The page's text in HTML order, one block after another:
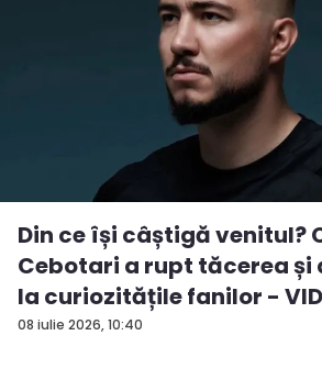
08 iulie 2026, 10:40
Din ce își câștigă venitul?
Cebotari a rupt tăcerea și
la curiozitățile fanilor -